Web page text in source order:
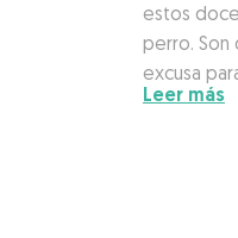
estos
perro. Son
excusa
Leer más